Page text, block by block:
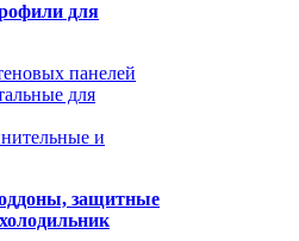
для
панелей
для
и
защитные